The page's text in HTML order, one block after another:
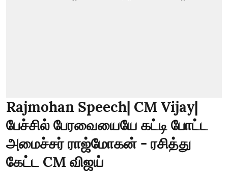
Rajmohan Speech| CM Vijay|
பேச்சில் பேரவையையே கட்டி போட்ட
அமைச்சர் ராஜ்மோகன் - ரசித்து
கேட்ட CM விஜய்